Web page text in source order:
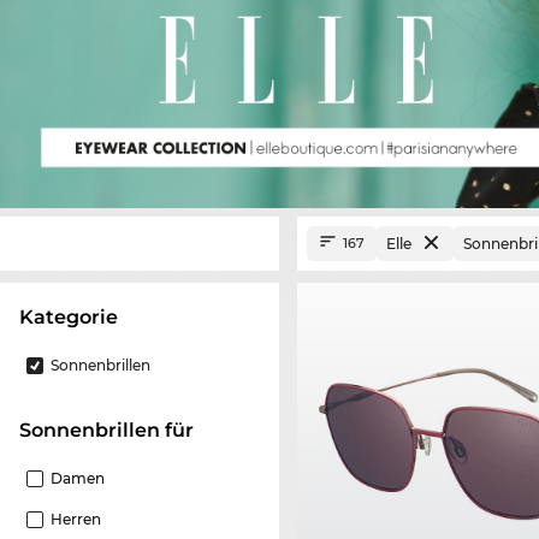
Kategorie
Sonnenbrillen
Sonnenbrillen für
Damen
Herren
167 Elle